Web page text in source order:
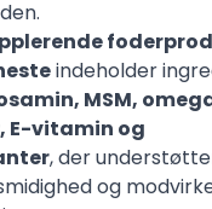
indeholder
MSM,
E-vitamin og
, der
og